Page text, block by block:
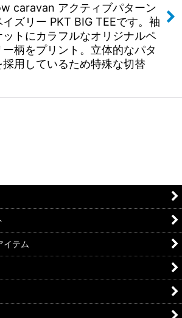
caravan アクティブパターン
ズリー PKT BIG TEEです。袖
ットにカラフルなオリジナルペ
ー柄をプリント。立体的なパタ
採用しているため特殊な切替
イテム